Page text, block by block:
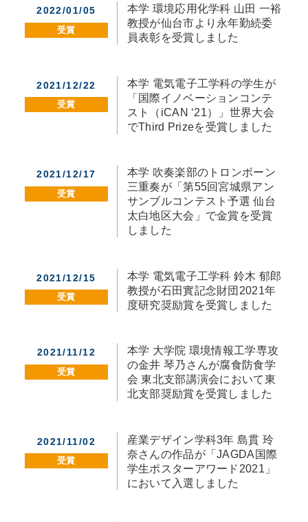
2022/01/05
受賞
本学 環境応用化学科 山田 一裕
教授が仙台市より永年勤続委
員表彰を受賞しました
2021/12/22
受賞
本学 電気電子工学科の学生が
「国際イノベーションコンテ
スト（iCAN ‘21）」世界大会
でThird Prizeを受賞しました
2021/12/17
受賞
本学 吹奏楽部のトロンボーン
三重奏が「第55回宮城県アン
サンブルコンテスト予選 仙台
太白地区大会」で金賞を受賞
しました
2021/12/15
受賞
本学 電気電子工学科 鈴木 郁郎
教授が石田實記念財団2021年
度研究奨励賞を受賞しました
2021/11/12
受賞
本学 大学院 環境情報工学専攻
の金井 琴乃さんが腐食防食学
会 東北支部講演会において東
北支部奨励賞を受賞しました
2021/11/02
受賞
産業デザイン学科3年 島貫 玲
奈さんの作品が「JAGDA国際
学生ポスターアワード2021」
において入選しました